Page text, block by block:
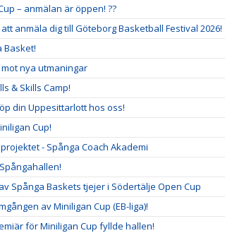
– anmälan är öppen! ??
anmäla dig till Göteborg Basketball Festival 2026!
Basket!
nya utmaningar
& Skills Camp!
din Uppesittarlott hos oss!
Cup!
- Spånga Coach Akademi
Spånga Baskets tjejer i Södertälje Open Cup
av Miniligan Cup (EB-liga)!
för Miniligan Cup fyllde hallen!